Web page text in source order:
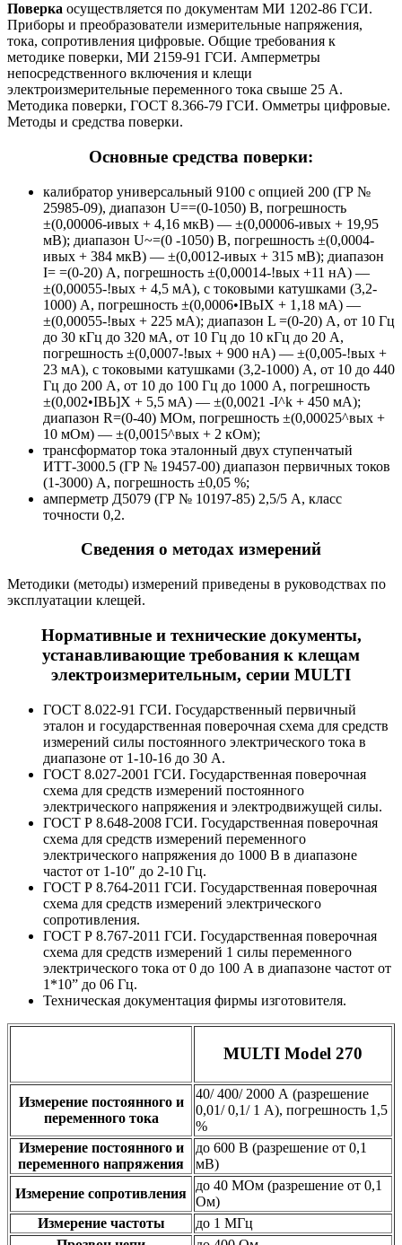
Поверка осуществляется по документам МИ 1202-86 ГСИ.
Приборы и преобразователи измерительные напряжения,
тока, сопротивления цифровые. Общие требования к
методике поверки, МИ 2159-91 ГСИ. Амперметры
непосредственного включения и клещи
электроизмерительные переменного тока свыше 25 А.
Методика поверки, ГОСТ 8.366-79 ГСИ. Омметры цифровые.
Методы и средства поверки.
Основные средства поверки:
калибратор универсальный 9100 с опцией 200 (ГР №
25985-09), диапазон U==(0-1050) В, погрешность
±(0,00006-ивых + 4,16 мкВ) — ±(0,00006-ивых + 19,95
мВ); диапазон U~=(0 -1050) В, погрешность ±(0,0004-
ивых + 384 мкВ) — ±(0,0012-ивых + 315 мВ); диапазон
I= =(0-20) А, погрешность ±(0,00014-!вых +11 нА) —
±(0,00055-!вых + 4,5 мА), с токовыми катушками (3,2-
1000) А, погрешность ±(0,0006•IBьIX + 1,18 мА) —
±(0,00055-!вых + 225 мА); диапазон L =(0-20) А, от 10 Гц
до 30 кГц до 320 мА, от 10 Гц до 10 кГц до 20 А,
погрешность ±(0,0007-!вых + 900 нА) — ±(0,005-!вых +
23 мА), с токовыми катушками (3,2-1000) А, от 10 до 440
Гц до 200 А, от 10 до 100 Гц до 1000 А, погрешность
±(0,002•IBЬ]X + 5,5 мА) — ±(0,0021 -I^k + 450 мА);
диапазон R=(0-40) МОм, погрешность ±(0,00025^вых +
10 мОм) — ±(0,0015^вых + 2 кОм);
трансформатор тока эталонный двух ступенчатый
ИТТ-3000.5 (ГР № 19457-00) диапазон первичных токов
(1-3000) А, погрешность ±0,05 %;
амперметр Д5079 (ГР № 10197-85) 2,5/5 А, класс
точности 0,2.
Сведения о методах измерений
Методики (методы) измерений приведены в руководствах по
эксплуатации клещей.
Нормативные и технические документы,
устанавливающие требования к клещам
электроизмерительным, серии MULTI
ГОСТ 8.022-91 ГСИ. Государственный первичный
эталон и государственная поверочная схема для средств
измерений силы постоянного электрического тока в
диапазоне от 1-10-16 до 30 А.
ГОСТ 8.027-2001 ГСИ. Государственная поверочная
схема для средств измерений постоянного
электрического напряжения и электродвижущей силы.
ГОСТ Р 8.648-2008 ГСИ. Государственная поверочная
схема для средств измерений переменного
электрического напряжения до 1000 В в диапазоне
частот от 1-10″ до 2-10 Гц.
ГОСТ Р 8.764-2011 ГСИ. Государственная поверочная
схема для средств измерений электрического
сопротивления.
ГОСТ Р 8.767-2011 ГСИ. Государственная поверочная
схема для средств измерений 1 силы переменного
электрического тока от 0 до 100 А в диапазоне частот от
1*10” до 06 Гц.
Техническая документация фирмы изготовителя.
MULTI Model 270
Измерение постоянного и
переменного тока
40/ 400/ 2000 А (разрешение
0,01/ 0,1/ 1 А), погрешность 1,5
%
Измерение постоянного и
переменного напряжения
до 600 В (разрешение от 0,1
мВ)
Измерение сопротивления
до 40 МОм (разрешение от 0,1
Ом)
Измерение частоты
до 1 МГц